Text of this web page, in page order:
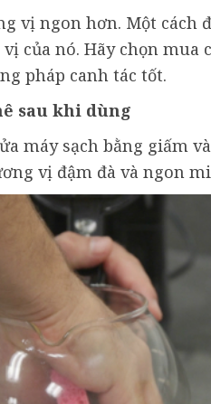
vị ngon hơn. Một cách
của nó. Hãy chọn mua
pháp canh tác tốt.
sau khi dùng
máy sạch bằng giấm
vị đậm đà và ngon